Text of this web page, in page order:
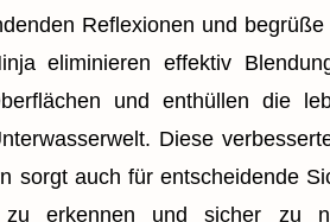
Reflexionen und
eliminieren effektiv
und enthüllen die
Diese
sorgt auch für entscheidende
zu erkennen und sicher zu